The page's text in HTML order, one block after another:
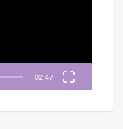
02:47